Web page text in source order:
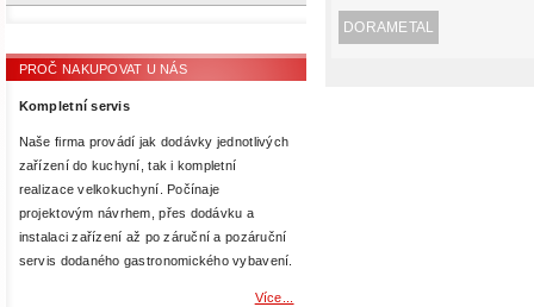
PROČ NAKUPOVAT U NÁS
Kompletní servis
Naše firma provádí jak dodávky jednotlivých
zařízení do kuchyní, tak i kompletní
realizace velkokuchyní. Počínaje
projektovým návrhem, přes dodávku a
instalaci zařízení až po záruční a pozáruční
servis dodaného gastronomického vybavení.
Více...
DORAMETAL